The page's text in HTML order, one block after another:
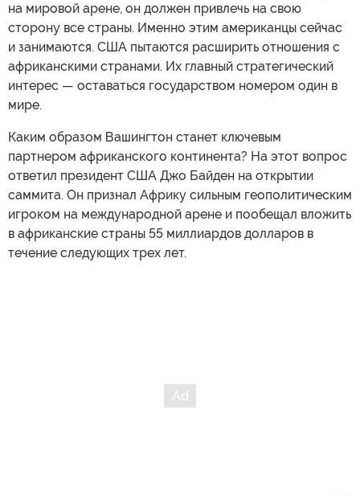
на мировой арене, он должен привлечь на свою
сторону все страны. Именно этим американцы сейчас
и занимаются. США пытаются расширить отношения с
африканскими странами. Их главный стратегический
интерес — оставаться государством номером один в
мире.
Каким образом Вашингтон станет ключевым
партнером африканского континента? На этот вопрос
ответил президент США Джо Байден на открытии
саммита. Он признал Африку сильным геополитическим
игроком на международной арене и пообещал вложить
в африканские страны 55 миллиардов долларов в
течение следующих трех лет.